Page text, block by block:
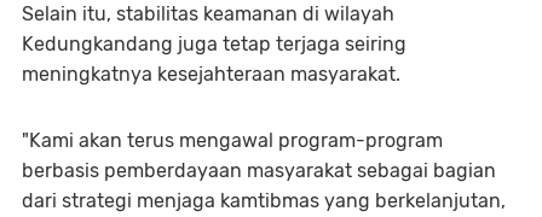
Selain itu, stabilitas keamanan di wilayah
Kedungkandang juga tetap terjaga seiring
meningkatnya kesejahteraan masyarakat.
"Kami akan terus mengawal program-program
berbasis pemberdayaan masyarakat sebagai bagian
dari strategi menjaga kamtibmas yang berkelanjutan,